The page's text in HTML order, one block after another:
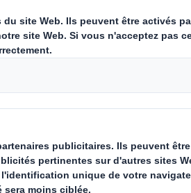
Solutions d'emballage
Produits de papier
Services de recyclage